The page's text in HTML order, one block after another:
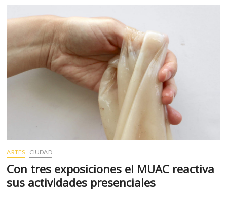
k
p
sus
primeros
treinta
años
ARTES CIUDAD
Con tres exposiciones el MUAC reactiva
sus actividades presenciales